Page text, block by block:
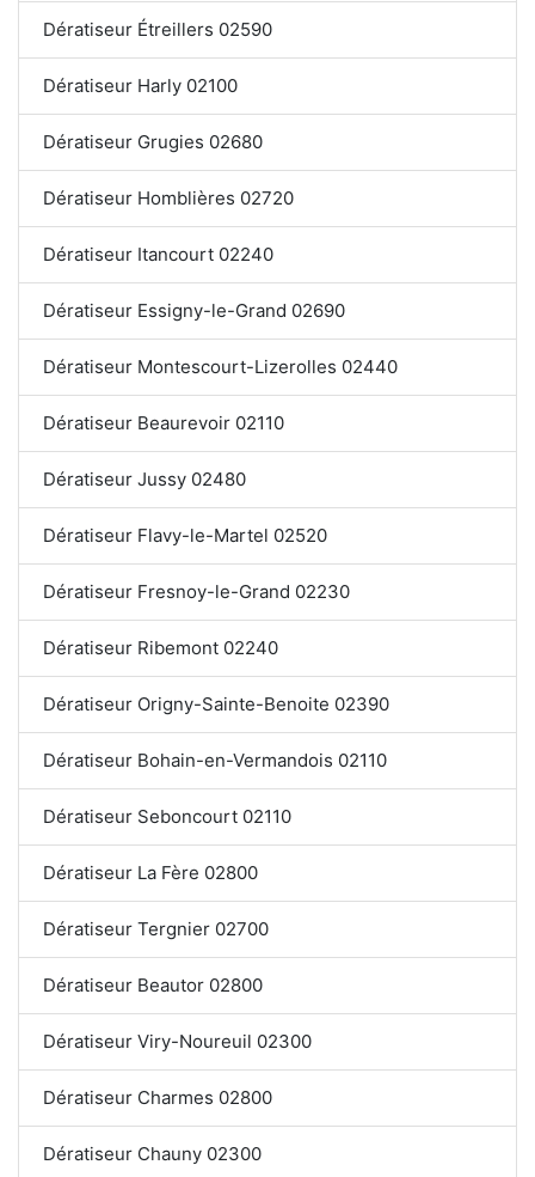
Dératiseur Étreillers 02590
Dératiseur Harly 02100
Dératiseur Grugies 02680
Dératiseur Homblières 02720
Dératiseur Itancourt 02240
Dératiseur Essigny-le-Grand 02690
Dératiseur Montescourt-Lizerolles 02440
Dératiseur Beaurevoir 02110
Dératiseur Jussy 02480
Dératiseur Flavy-le-Martel 02520
Dératiseur Fresnoy-le-Grand 02230
Dératiseur Ribemont 02240
Dératiseur Origny-Sainte-Benoite 02390
Dératiseur Bohain-en-Vermandois 02110
Dératiseur Seboncourt 02110
Dératiseur La Fère 02800
Dératiseur Tergnier 02700
Dératiseur Beautor 02800
Dératiseur Viry-Noureuil 02300
Dératiseur Charmes 02800
Dératiseur Chauny 02300